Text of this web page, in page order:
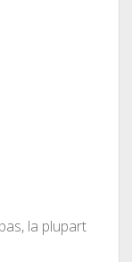
la plupart